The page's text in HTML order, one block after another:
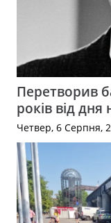
Перетворив
років від
Четвер, 6 Серпня,